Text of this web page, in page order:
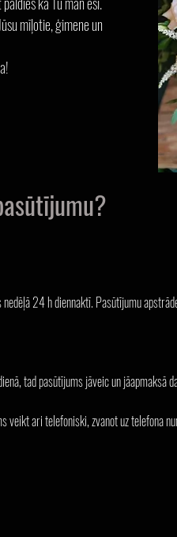
mīļotie, ģimene un
24 h diennaktī. Pasūtījumu
tad pasūtījums jāveic un jāapmaksā
veikt ari telefoniski, zvanot uz
ījumu?